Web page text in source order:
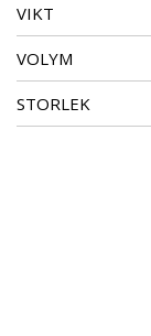
VIKT
VOLYM
STORLEK